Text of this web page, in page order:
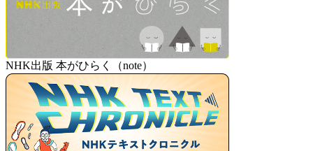
NHK出版 本がひらく（note）